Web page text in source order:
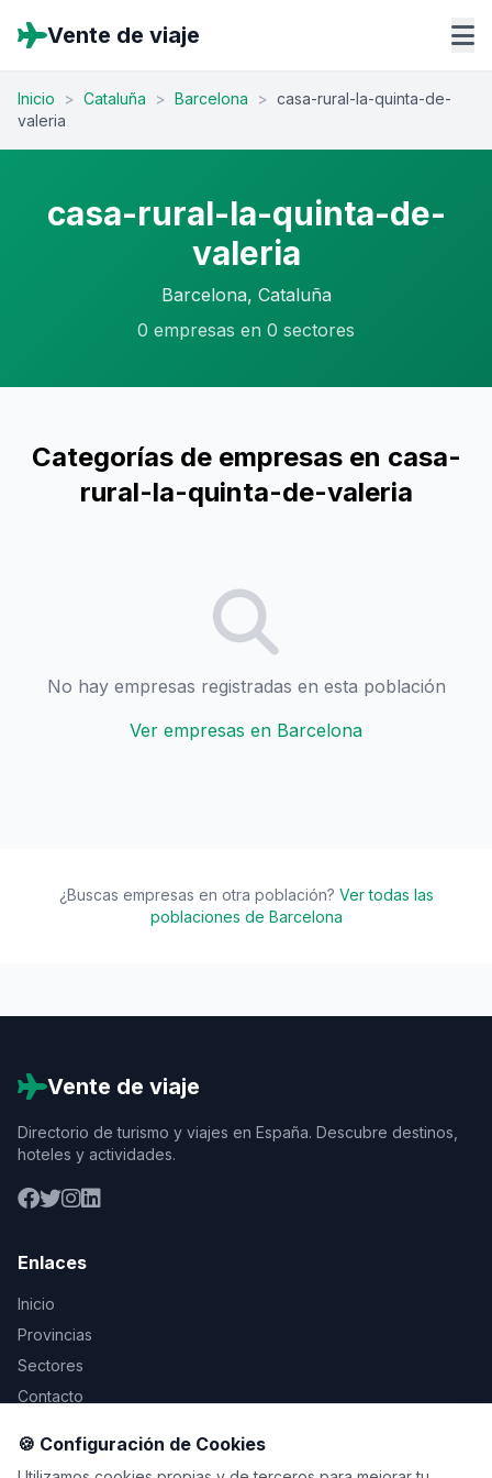
Vente de viaje
Inicio > Cataluña > Barcelona > casa-rural-la-quinta-de-
valeria
casa-rural-la-quinta-de-
valeria
Barcelona, Cataluña
0 empresas en 0 sectores
Categorías de empresas en casa-
rural-la-quinta-de-valeria
No hay empresas registradas en esta población
Ver empresas en Barcelona
¿Buscas empresas en otra población? Ver todas las
poblaciones de Barcelona
Vente de viaje
Directorio de turismo y viajes en España. Descubre destinos,
hoteles y actividades.
Enlaces
Inicio
Provincias
Sectores
Contacto
Legal
🍪 Configuración de Cookies